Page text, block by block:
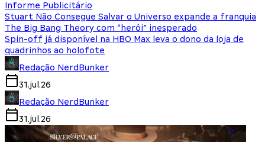
Informe Publicitário
Stuart Não Consegue Salvar o Universo expande a franquia
The Big Bang Theory com “herói” inesperado
Spin-off já disponível na HBO Max leva o dono da loja de
quadrinhos ao holofote
Redação NerdBunker
31.jul.26
Redação NerdBunker
31.jul.26